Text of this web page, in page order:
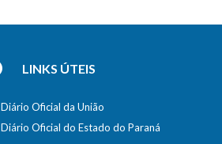
LINKS ÚTEIS
Diário Oficial da União
Diário Oficial do Estado do Paraná